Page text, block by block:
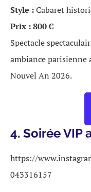
Style :Cabaret
Prix :800 €
Spectacle
ambiance parisienne
Nouvel An 2026.
4. Soirée VIP
https://
043316157